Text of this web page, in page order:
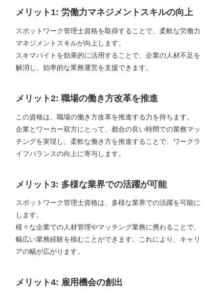
メリット1: 労働力マネジメントスキルの向上
スポットワーク管理士資格を取得することで、柔軟な労働力
マネジメントスキルが向上します。
スキマバイトを効果的に活用することで、企業の人材不足を
解消し、効率的な業務運営を支援できます。
メリット2: 職場の働き方改革を推進
この資格は、職場の働き方改革を推進する力を持ちます。
企業とワーカー双方にとって、都合の良い時間での業務マッ
チングを実現し、柔軟な働き方を推進することで、ワークラ
イフバランスの向上に寄与します。
メリット3: 多様な業界での活躍が可能
スポットワーク管理士資格は、多様な業界での活躍を可能に
します。
様々な企業での人材管理やマッチング業務に携わることで、
幅広い業務経験を積むことができます。これにより、キャリ
アの幅が広がります。
メリット4: 雇用機会の創出